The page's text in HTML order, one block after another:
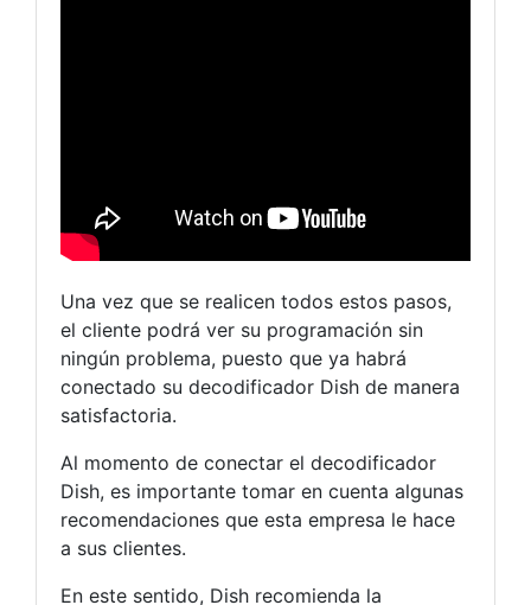
Una vez que se realicen todos estos pasos,
el cliente podrá ver su programación sin
ningún problema, puesto que ya habrá
conectado su decodificador Dish de manera
satisfactoria.
Al momento de conectar el decodificador
Dish, es importante tomar en cuenta algunas
recomendaciones que esta empresa le hace
a sus clientes.
En este sentido, Dish recomienda la